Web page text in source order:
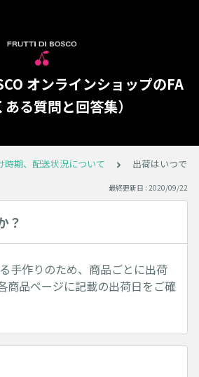
オンラインショップのFA
る質問と回答集）
時期、配送状況について 出荷はいつです
最終更新日 : 2020/09/22
？
手作りのため、商品ごとに出荷
商品ページに記載の出荷日をご確